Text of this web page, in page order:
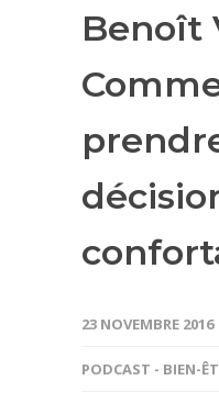
Benoît
23 NOVEMBRE 2016
PODCAST - BIEN-